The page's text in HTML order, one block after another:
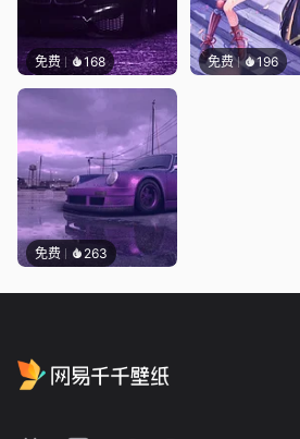
免费 168 免费 196
免费 263